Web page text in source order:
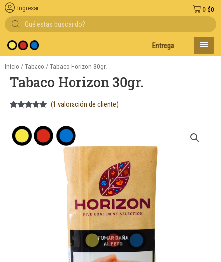
Búsqueda
de
productos
Entregas en el día en AMBA
$0
0
Ingresar
MENÚ
Inicio / Tabaco / Tabaco Horizon 30gr.
Tabaco Horizon 30gr.
5 basado
en
puntuación
(1 valoración de cliente)